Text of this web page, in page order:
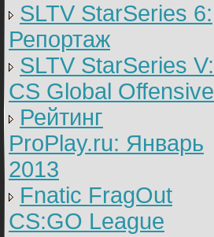
SLTV StarSeries 6:
Репортаж
SLTV StarSeries V:
CS Global Offensive
Рейтинг
ProPlay.ru: Январь
2013
Fnatic FragOut
CS:GO League